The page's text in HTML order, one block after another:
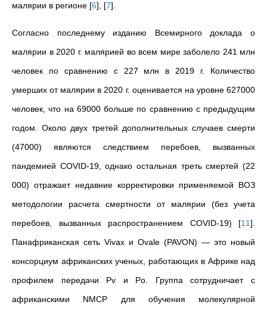
малярии в регионе [6] [7]
Согласно последнему изданию Всемирного доклада о
малярии в 2020 г. малярией во всем мире заболело 241 млн
человек по сравнению с 227 млн в 2019 г. Количество
умерших от малярии в 2020 г. оценивается на уровне 627000
человек, что на 69000 больше по сравнению с предыдущим
годом. Около двух третей дополнительных случаев смерти
(47000) являются следствием перебоев, вызванных
пандемией COVID-19, однако остальная треть смертей (22
000) отражает недавние корректировки применяемой ВОЗ
методологии расчета смертности от малярии (без учета
перебоев, вызванных распространением COVID-19) [11]
Панафриканская сеть Vivax и Ovale (PAVON) — это новый
консорциум африканских ученых, работающих в Африке над
профилем передачи Pv и Po. Группа сотрудничает с
африканскими NMCP для обучения молекулярной